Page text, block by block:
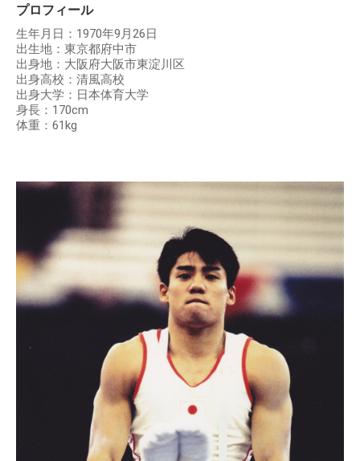
プロフィール
生年月日：1970年9月26日
出生地：東京都府中市
出身地：大阪府大阪市東淀川区
出身高校：清風高校
出身大学：日本体育大学
身長：170cm
体重：61kg